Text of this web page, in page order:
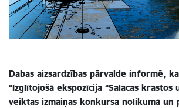
Dabas aizsardzības pārvalde informē,
“Izglītojošā ekspozīcija “Salacas krastos
veiktas izmaiņas konkursa nolikumā un